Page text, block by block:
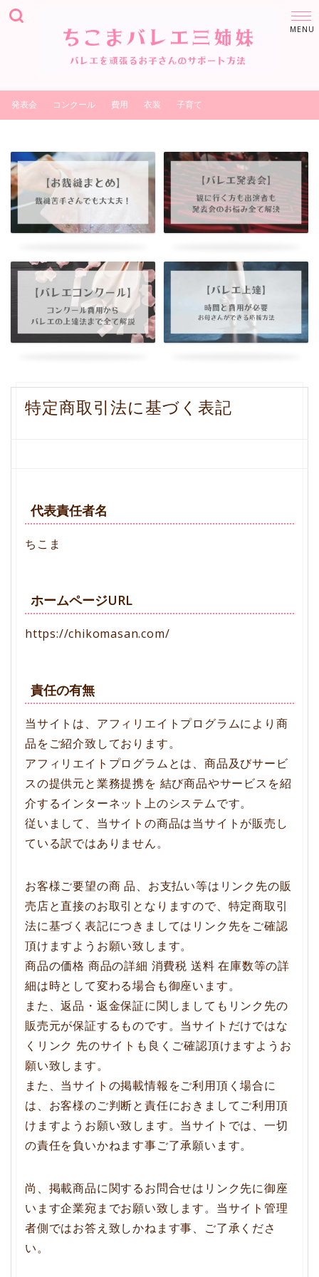
発表会 コンクール 費用 衣装 子育て
特定商取引法に基づく表記
代表責任者名
ちこま
ホームページURL
https://chikomasan.com/
責任の有無
当サイトは、アフィリエイトプログラムにより商
品をご紹介致しております。
アフィリエイトプログラムとは、商品及びサービ
スの提供元と業務提携を 結び商品やサービスを紹
介するインターネット上のシステムです。
従いまして、当サイトの商品は当サイトが販売し
ている訳ではありません。
お客様ご要望の商 品、お支払い等はリンク先の販
売店と直接のお取引となりますので、特定商取引
法に基づく表記につきましてはリンク先をご確認
頂けますようお願い致します。
商品の価格 商品の詳細 消費税 送料 在庫数等の詳
細は時として変わる場合も御座います。
また、返品・返金保証に関しましてもリンク先の
販売元が保証するものです。当サイトだけではな
くリンク 先のサイトも良くご確認頂けますようお
願い致します。
また、当サイトの掲載情報をご利用頂く場合に
は、お客様のご判断と責任におきましてご利用頂
けますようお願い致します。当サイトでは、一切
の責任を負いかねます事ご了承願います。
尚、掲載商品に関するお問合せはリンク先に御座
います企業宛までお願い致します。当サイト管理
者側ではお答え致しかねます事、ご了承くださ
い。